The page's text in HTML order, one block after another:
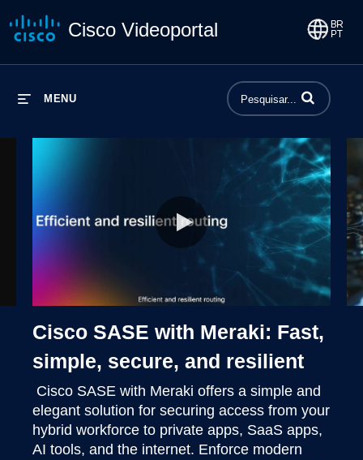
Cisco Videoportal
MENU Insira termos
Cisco SASE with Meraki: Fast,
Cisco SASE with Meraki: Fast,
simple, secure, and resilient
elegant solution for securing access from your
hybrid workforce to private apps, SaaS apps,
AI tools, and the internet. Enforce modern